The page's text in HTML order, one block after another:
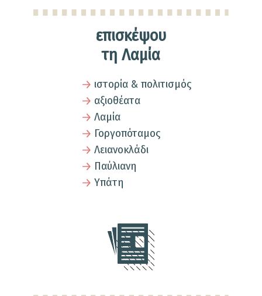
επισκέψου
τη Λαμία
ιστορία & πολιτισμός
αξιοθέατα
Λαμία
Γοργοπόταμος
Λειανοκλάδι
Παύλιανη
Υπάτη